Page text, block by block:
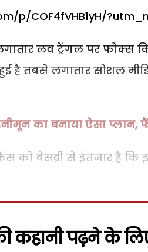
p/COF4fVHB1yH/
लव ट्रेंगल पर फोक्स
है तबसे लगातार सोशल
का बनाया ऐसा प्लान,
को बेसब्री से इंतजार है कि
कहानी पढ़ने के